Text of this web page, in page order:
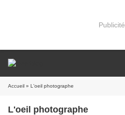
Publicité
Accueil » L'oeil photographe
L'oeil photographe